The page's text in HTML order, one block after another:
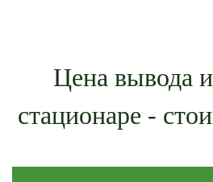
Цена вывода
стационаре -